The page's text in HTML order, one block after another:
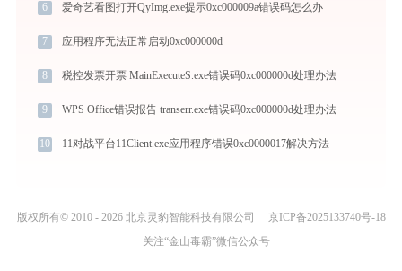
6 爱奇艺看图打开QyImg.exe提示0xc000009a错误码怎么办
7 应用程序无法正常启动0xc000000d
8 税控发票开票 MainExecuteS.exe错误码0xc000000d处理办法
9 WPS Office错误报告 transerr.exe错误码0xc000000d处理办法
10 11对战平台11Client.exe应用程序错误0xc0000017解决方法
版权所有© 2010 - 2026 北京灵豹智能科技有限公司
京ICP备2025133740号-18
关注“金山毒霸”微信公众号